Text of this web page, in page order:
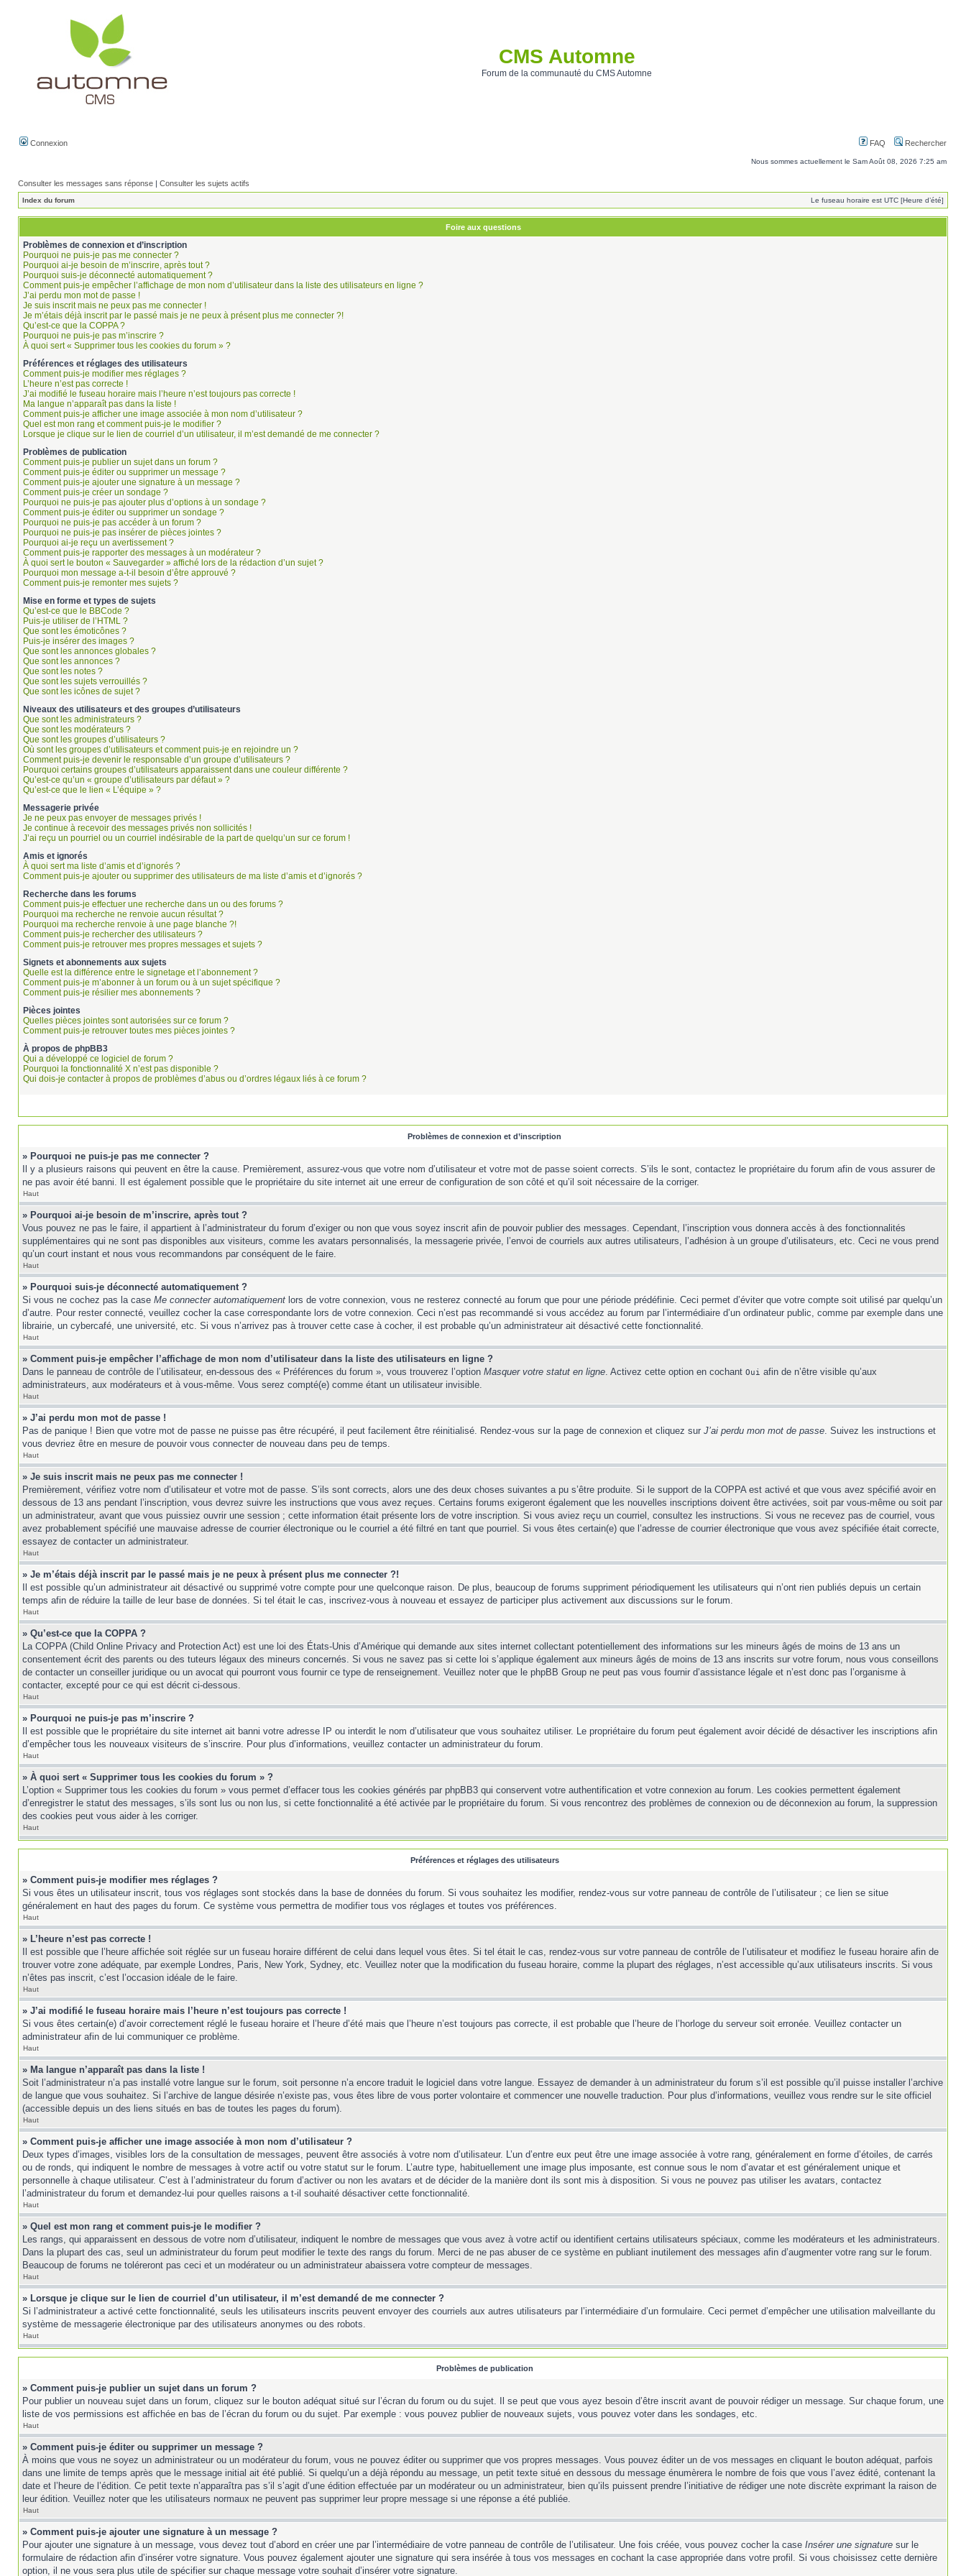
CMS Automne
Forum de la communauté du CMS Automne
Connexion FAQ Rechercher
Nous sommes actuellement le Sam Août 08, 2026 7:25 am
Consulter les messages sans réponse | Consulter les sujets actifs
Index du forum Le fuseau horaire est UTC [Heure d’été]
Foire aux questions
Problèmes de connexion et d’inscription
Pourquoi ne puis-je pas me connecter ?
Pourquoi ai-je besoin de m’inscrire, après tout ?
Pourquoi suis-je déconnecté automatiquement ?
Comment puis-je empêcher l’affichage de mon nom d’utilisateur dans la liste des utilisateurs en ligne ?
J’ai perdu mon mot de passe !
Je suis inscrit mais ne peux pas me connecter !
Je m’étais déjà inscrit par le passé mais je ne peux à présent plus me connecter ?!
Qu’est-ce que la COPPA ?
Pourquoi ne puis-je pas m’inscrire ?
À quoi sert « Supprimer tous les cookies du forum » ?
Préférences et réglages des utilisateurs
Comment puis-je modifier mes réglages ?
L’heure n’est pas correcte !
J’ai modifié le fuseau horaire mais l’heure n’est toujours pas correcte !
Ma langue n’apparaît pas dans la liste !
Comment puis-je afficher une image associée à mon nom d’utilisateur ?
Quel est mon rang et comment puis-je le modifier ?
Lorsque je clique sur le lien de courriel d’un utilisateur, il m’est demandé de me connecter ?
Problèmes de publication
Comment puis-je publier un sujet dans un forum ?
Comment puis-je éditer ou supprimer un message ?
Comment puis-je ajouter une signature à un message ?
Comment puis-je créer un sondage ?
Pourquoi ne puis-je pas ajouter plus d’options à un sondage ?
Comment puis-je éditer ou supprimer un sondage ?
Pourquoi ne puis-je pas accéder à un forum ?
Pourquoi ne puis-je pas insérer de pièces jointes ?
Pourquoi ai-je reçu un avertissement ?
Comment puis-je rapporter des messages à un modérateur ?
À quoi sert le bouton « Sauvegarder » affiché lors de la rédaction d’un sujet ?
Pourquoi mon message a-t-il besoin d’être approuvé ?
Comment puis-je remonter mes sujets ?
Mise en forme et types de sujets
Qu’est-ce que le BBCode ?
Puis-je utiliser de l’HTML ?
Que sont les émoticônes ?
Puis-je insérer des images ?
Que sont les annonces globales ?
Que sont les annonces ?
Que sont les notes ?
Que sont les sujets verrouillés ?
Que sont les icônes de sujet ?
Niveaux des utilisateurs et des groupes d’utilisateurs
Que sont les administrateurs ?
Que sont les modérateurs ?
Que sont les groupes d’utilisateurs ?
Où sont les groupes d’utilisateurs et comment puis-je en rejoindre un ?
Comment puis-je devenir le responsable d’un groupe d’utilisateurs ?
Pourquoi certains groupes d’utilisateurs apparaissent dans une couleur différente ?
Qu’est-ce qu’un « groupe d’utilisateurs par défaut » ?
Qu’est-ce que le lien « L’équipe » ?
Messagerie privée
Je ne peux pas envoyer de messages privés !
Je continue à recevoir des messages privés non sollicités !
J’ai reçu un pourriel ou un courriel indésirable de la part de quelqu’un sur ce forum !
Amis et ignorés
À quoi sert ma liste d’amis et d’ignorés ?
Comment puis-je ajouter ou supprimer des utilisateurs de ma liste d’amis et d’ignorés ?
Recherche dans les forums
Comment puis-je effectuer une recherche dans un ou des forums ?
Pourquoi ma recherche ne renvoie aucun résultat ?
Pourquoi ma recherche renvoie à une page blanche ?!
Comment puis-je rechercher des utilisateurs ?
Comment puis-je retrouver mes propres messages et sujets ?
Signets et abonnements aux sujets
Quelle est la différence entre le signetage et l’abonnement ?
Comment puis-je m’abonner à un forum ou à un sujet spécifique ?
Comment puis-je résilier mes abonnements ?
Pièces jointes
Quelles pièces jointes sont autorisées sur ce forum ?
Comment puis-je retrouver toutes mes pièces jointes ?
À propos de phpBB3
Qui a développé ce logiciel de forum ?
Pourquoi la fonctionnalité X n’est pas disponible ?
Qui dois-je contacter à propos de problèmes d’abus ou d’ordres légaux liés à ce forum ?
Problèmes de connexion et d’inscription
» Pourquoi ne puis-je pas me connecter ?
Il y a plusieurs raisons qui peuvent en être la cause. Premièrement, assurez-vous que votre nom d’utilisateur et votre mot de passe soient corrects. S’ils le sont, contactez le propriétaire du forum afin de vous assurer de
ne pas avoir été banni. Il est également possible que le propriétaire du site internet ait une erreur de configuration de son côté et qu’il soit nécessaire de la corriger.
Haut
» Pourquoi ai-je besoin de m’inscrire, après tout ?
Vous pouvez ne pas le faire, il appartient à l’administrateur du forum d’exiger ou non que vous soyez inscrit afin de pouvoir publier des messages. Cependant, l’inscription vous donnera accès à des fonctionnalités
supplémentaires qui ne sont pas disponibles aux visiteurs, comme les avatars personnalisés, la messagerie privée, l’envoi de courriels aux autres utilisateurs, l’adhésion à un groupe d’utilisateurs, etc. Ceci ne vous prend
qu’un court instant et nous vous recommandons par conséquent de le faire.
Haut
» Pourquoi suis-je déconnecté automatiquement ?
Si vous ne cochez pas la case Me connecter automatiquement lors de votre connexion, vous ne resterez connecté au forum que pour une période prédéfinie. Ceci permet d’éviter que votre compte soit utilisé par quelqu’un
d’autre. Pour rester connecté, veuillez cocher la case correspondante lors de votre connexion. Ceci n’est pas recommandé si vous accédez au forum par l’intermédiaire d’un ordinateur public, comme par exemple dans une
librairie, un cybercafé, une université, etc. Si vous n’arrivez pas à trouver cette case à cocher, il est probable qu’un administrateur ait désactivé cette fonctionnalité.
Haut
» Comment puis-je empêcher l’affichage de mon nom d’utilisateur dans la liste des utilisateurs en ligne ?
Dans le panneau de contrôle de l’utilisateur, en-dessous des « Préférences du forum », vous trouverez l’option Masquer votre statut en ligne. Activez cette option en cochant Oui afin de n’être visible qu’aux
administrateurs, aux modérateurs et à vous-même. Vous serez compté(e) comme étant un utilisateur invisible.
Haut
» J’ai perdu mon mot de passe !
Pas de panique ! Bien que votre mot de passe ne puisse pas être récupéré, il peut facilement être réinitialisé. Rendez-vous sur la page de connexion et cliquez sur J’ai perdu mon mot de passe. Suivez les instructions et
vous devriez être en mesure de pouvoir vous connecter de nouveau dans peu de temps.
Haut
» Je suis inscrit mais ne peux pas me connecter !
Premièrement, vérifiez votre nom d’utilisateur et votre mot de passe. S’ils sont corrects, alors une des deux choses suivantes a pu s’être produite. Si le support de la COPPA est activé et que vous avez spécifié avoir en
dessous de 13 ans pendant l’inscription, vous devrez suivre les instructions que vous avez reçues. Certains forums exigeront également que les nouvelles inscriptions doivent être activées, soit par vous-même ou soit par
un administrateur, avant que vous puissiez ouvrir une session ; cette information était présente lors de votre inscription. Si vous aviez reçu un courriel, consultez les instructions. Si vous ne recevez pas de courriel, vous
avez probablement spécifié une mauvaise adresse de courrier électronique ou le courriel a été filtré en tant que pourriel. Si vous êtes certain(e) que l’adresse de courrier électronique que vous avez spécifiée était correcte,
essayez de contacter un administrateur.
Haut
» Je m’étais déjà inscrit par le passé mais je ne peux à présent plus me connecter ?!
Il est possible qu’un administrateur ait désactivé ou supprimé votre compte pour une quelconque raison. De plus, beaucoup de forums suppriment périodiquement les utilisateurs qui n’ont rien publiés depuis un certain
temps afin de réduire la taille de leur base de données. Si tel était le cas, inscrivez-vous à nouveau et essayez de participer plus activement aux discussions sur le forum.
Haut
» Qu’est-ce que la COPPA ?
La COPPA (Child Online Privacy and Protection Act) est une loi des États-Unis d’Amérique qui demande aux sites internet collectant potentiellement des informations sur les mineurs âgés de moins de 13 ans un
consentement écrit des parents ou des tuteurs légaux des mineurs concernés. Si vous ne savez pas si cette loi s’applique également aux mineurs âgés de moins de 13 ans inscrits sur votre forum, nous vous conseillons
de contacter un conseiller juridique ou un avocat qui pourront vous fournir ce type de renseignement. Veuillez noter que le phpBB Group ne peut pas vous fournir d’assistance légale et n’est donc pas l’organisme à
contacter, excepté pour ce qui est décrit ci-dessous.
Haut
» Pourquoi ne puis-je pas m’inscrire ?
Il est possible que le propriétaire du site internet ait banni votre adresse IP ou interdit le nom d’utilisateur que vous souhaitez utiliser. Le propriétaire du forum peut également avoir décidé de désactiver les inscriptions afin
d’empêcher tous les nouveaux visiteurs de s’inscrire. Pour plus d’informations, veuillez contacter un administrateur du forum.
Haut
» À quoi sert « Supprimer tous les cookies du forum » ?
L’option « Supprimer tous les cookies du forum » vous permet d’effacer tous les cookies générés par phpBB3 qui conservent votre authentification et votre connexion au forum. Les cookies permettent également
d’enregistrer le statut des messages, s’ils sont lus ou non lus, si cette fonctionnalité a été activée par le propriétaire du forum. Si vous rencontrez des problèmes de connexion ou de déconnexion au forum, la suppression
des cookies peut vous aider à les corriger.
Haut
Préférences et réglages des utilisateurs
» Comment puis-je modifier mes réglages ?
Si vous êtes un utilisateur inscrit, tous vos réglages sont stockés dans la base de données du forum. Si vous souhaitez les modifier, rendez-vous sur votre panneau de contrôle de l’utilisateur ; ce lien se situe
généralement en haut des pages du forum. Ce système vous permettra de modifier tous vos réglages et toutes vos préférences.
Haut
» L’heure n’est pas correcte !
Il est possible que l’heure affichée soit réglée sur un fuseau horaire différent de celui dans lequel vous êtes. Si tel était le cas, rendez-vous sur votre panneau de contrôle de l’utilisateur et modifiez le fuseau horaire afin de
trouver votre zone adéquate, par exemple Londres, Paris, New York, Sydney, etc. Veuillez noter que la modification du fuseau horaire, comme la plupart des réglages, n’est accessible qu’aux utilisateurs inscrits. Si vous
n’êtes pas inscrit, c’est l’occasion idéale de le faire.
Haut
» J’ai modifié le fuseau horaire mais l’heure n’est toujours pas correcte !
Si vous êtes certain(e) d’avoir correctement réglé le fuseau horaire et l’heure d’été mais que l’heure n’est toujours pas correcte, il est probable que l’heure de l’horloge du serveur soit erronée. Veuillez contacter un
administrateur afin de lui communiquer ce problème.
Haut
» Ma langue n’apparaît pas dans la liste !
Soit l’administrateur n’a pas installé votre langue sur le forum, soit personne n’a encore traduit le logiciel dans votre langue. Essayez de demander à un administrateur du forum s’il est possible qu’il puisse installer l’archive
de langue que vous souhaitez. Si l’archive de langue désirée n’existe pas, vous êtes libre de vous porter volontaire et commencer une nouvelle traduction. Pour plus d’informations, veuillez vous rendre sur le site officiel
(accessible depuis un des liens situés en bas de toutes les pages du forum).
Haut
» Comment puis-je afficher une image associée à mon nom d’utilisateur ?
Deux types d’images, visibles lors de la consultation de messages, peuvent être associés à votre nom d’utilisateur. L’un d’entre eux peut être une image associée à votre rang, généralement en forme d’étoiles, de carrés
ou de ronds, qui indiquent le nombre de messages à votre actif ou votre statut sur le forum. L’autre type, habituellement une image plus imposante, est connue sous le nom d’avatar et est généralement unique et
personnelle à chaque utilisateur. C’est à l’administrateur du forum d’activer ou non les avatars et de décider de la manière dont ils sont mis à disposition. Si vous ne pouvez pas utiliser les avatars, contactez
l’administrateur du forum et demandez-lui pour quelles raisons a t-il souhaité désactiver cette fonctionnalité.
Haut
» Quel est mon rang et comment puis-je le modifier ?
Les rangs, qui apparaissent en dessous de votre nom d’utilisateur, indiquent le nombre de messages que vous avez à votre actif ou identifient certains utilisateurs spéciaux, comme les modérateurs et les administrateurs.
Dans la plupart des cas, seul un administrateur du forum peut modifier le texte des rangs du forum. Merci de ne pas abuser de ce système en publiant inutilement des messages afin d’augmenter votre rang sur le forum.
Beaucoup de forums ne toléreront pas ceci et un modérateur ou un administrateur abaissera votre compteur de messages.
Haut
» Lorsque je clique sur le lien de courriel d’un utilisateur, il m’est demandé de me connecter ?
Si l’administrateur a activé cette fonctionnalité, seuls les utilisateurs inscrits peuvent envoyer des courriels aux autres utilisateurs par l’intermédiaire d’un formulaire. Ceci permet d’empêcher une utilisation malveillante du
système de messagerie électronique par des utilisateurs anonymes ou des robots.
Haut
Problèmes de publication
» Comment puis-je publier un sujet dans un forum ?
Pour publier un nouveau sujet dans un forum, cliquez sur le bouton adéquat situé sur l’écran du forum ou du sujet. Il se peut que vous ayez besoin d’être inscrit avant de pouvoir rédiger un message. Sur chaque forum, une
liste de vos permissions est affichée en bas de l’écran du forum ou du sujet. Par exemple : vous pouvez publier de nouveaux sujets, vous pouvez voter dans les sondages, etc.
Haut
» Comment puis-je éditer ou supprimer un message ?
À moins que vous ne soyez un administrateur ou un modérateur du forum, vous ne pouvez éditer ou supprimer que vos propres messages. Vous pouvez éditer un de vos messages en cliquant le bouton adéquat, parfois
dans une limite de temps après que le message initial ait été publié. Si quelqu’un a déjà répondu au message, un petit texte situé en dessous du message énumèrera le nombre de fois que vous l’avez édité, contenant la
date et l’heure de l’édition. Ce petit texte n’apparaîtra pas s’il s’agit d’une édition effectuée par un modérateur ou un administrateur, bien qu’ils puissent prendre l’initiative de rédiger une note discrète exprimant la raison de
leur édition. Veuillez noter que les utilisateurs normaux ne peuvent pas supprimer leur propre message si une réponse a été publiée.
Haut
» Comment puis-je ajouter une signature à un message ?
Pour ajouter une signature à un message, vous devez tout d’abord en créer une par l’intermédiaire de votre panneau de contrôle de l’utilisateur. Une fois créée, vous pouvez cocher la case Insérer une signature sur le
formulaire de rédaction afin d’insérer votre signature. Vous pouvez également ajouter une signature qui sera insérée à tous vos messages en cochant la case appropriée dans votre profil. Si vous choisissez cette dernière
option, il ne vous sera plus utile de spécifier sur chaque message votre souhait d’insérer votre signature.